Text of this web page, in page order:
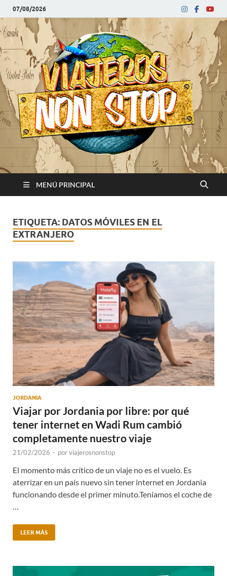
07/08/2026
Blog
de
viajes
MENÚ PRINCIPAL
ETIQUETA: DATOS MÓVILES EN EL
EXTRANJERO
JORDANIA
Viajar por Jordania por libre: por qué
tener internet en Wadi Rum cambió
completamente nuestro viaje
21/02/2026 - porviajerosnonstop
El momento más crítico de un viaje no es el vuelo. Es
aterrizar en un país nuevo sin tener internet en Jordania
funcionando desde el primer minuto.Teníamos el coche de
LEER MÁS